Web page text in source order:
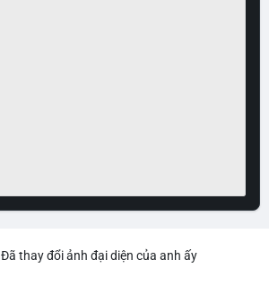
Đã thay đổi ảnh đại diện của anh ấy